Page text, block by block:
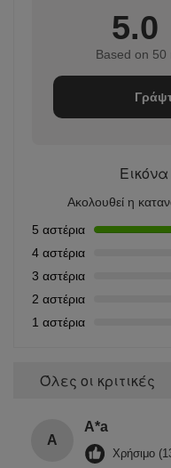
5.0
Based on 50
Ακολουθεί η
5 αστέρια
4 αστέρια
3 αστέρια
2 αστέρια
1 αστέρια
Όλες οι κριτικές
A
A*a
Χρήσιμο